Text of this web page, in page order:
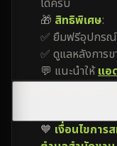
ได้ครับ
🎁 สิทธิพิเศษ:
✅ ยืมฟรีอุปกรณ์
✅ ดูแลหลังการ
💬 แนะนำให้แอ
🧡 เงื่อนไขการ